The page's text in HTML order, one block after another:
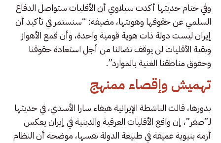
وفي ختام حديثها أكدت سيلاوي أن الأقليات ستواصل الدفاع
السلمي عن حقوقها وهويتها، مضيفة: “سنستمر في تأكيد أن
إيران ليست دولة ذات هوية قومية واحدة، وأن قمع الأهواز
وبقية الأقليات لن يوقف نضالنا من أجل استعادة حقوقنا
وحقوق مناطقنا الغنية بالموارد”.
تهميش وإقصاء ممنهج
بدورها، قالت الناشطة الإيرانية هيفاء سارا الأسدي، في حديثها
لـ”صفر”، إن واقع الأقليات العرقية والدينية في إيران يعكس
أزمة بنيوية عميقة في طبيعة الدولة نفسها، موضحة أن النظام